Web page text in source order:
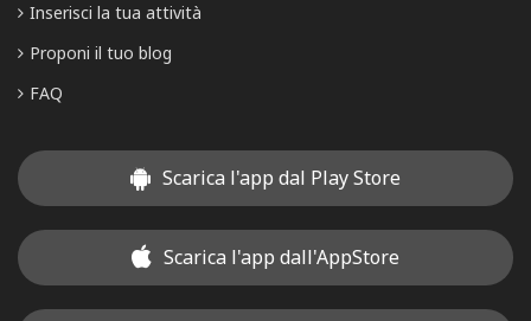
Inserisci la tua attività
Proponi il tuo blog
FAQ
Scarica l'app dal Play Store
Scarica l'app dall'AppStore